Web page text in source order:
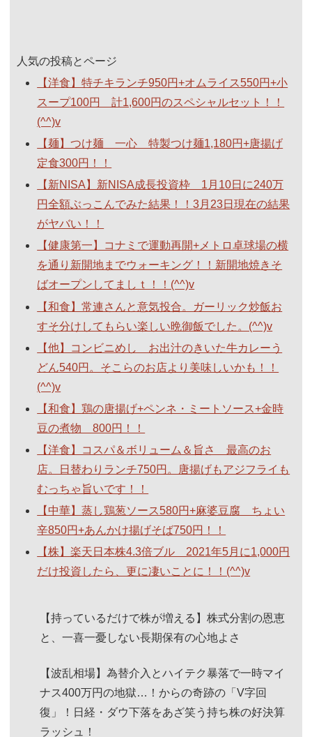
人気の投稿とページ
【洋食】特チキランチ950円+オムライス550円+小
スープ100円 計1,600円のスペシャルセット！！
(^^)v
【麺】つけ麺 一心 特製つけ麺1,180円+唐揚げ
定食300円！！
【新NISA】新NISA成長投資枠 1月10日に240万
円全額ぶっこんでみた結果！！3月23日現在の結果
がヤバい！！
【健康第一】コナミで運動再開+メトロ卓球場の横
を通り新開地までウォーキング！！新開地焼きそ
ばオープンしてましｔ！！(^^)v
【和食】常連さんと意気投合。ガーリック炒飯お
すそ分けしてもらい楽しい晩御飯でした。(^^)v
【他】コンビニめし お出汁のきいた牛カレーう
どん540円。そこらのお店より美味しいかも！！
(^^)v
【和食】鶏の唐揚げ+ペンネ・ミートソース+金時
豆の煮物 800円！！
【洋食】コスパ＆ボリューム＆旨さ 最高のお
店。日替わりランチ750円。唐揚げもアジフライも
むっちゃ旨いです！！
【中華】蒸し鶏葱ソース580円+麻婆豆腐 ちょい
辛850円+あんかけ揚げそば750円！！
【株】楽天日本株4.3倍ブル 2021年5月に1,000円
だけ投資したら、更に凄いことに！！(^^)v
【持っているだけで株が増える】株式分割の恩恵
と、一喜一憂しない長期保有の心地よさ
【波乱相場】為替介入とハイテク暴落で一時マイ
ナス400万円の地獄…！からの奇跡の「V字回
復」！日経・ダウ下落をあざ笑う持ち株の好決算
ラッシュ！